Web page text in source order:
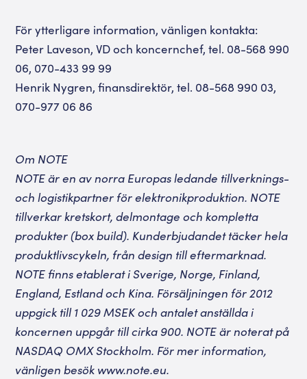
För ytterligare information, vänligen kontakta:
Peter Laveson, VD och koncernchef, tel. 08-568 990
06, 070-433 99 99
Henrik Nygren, finansdirektör, tel. 08-568 990 03,
070-977 06 86
Om NOTE
NOTE är en av norra Europas ledande tillverknings-
och logistikpartner för elektronikproduktion. NOTE
tillverkar kretskort, delmontage och kompletta
produkter (box build). Kunderbjudandet täcker hela
produktlivscykeln, från design till eftermarknad.
NOTE finns etablerat i Sverige, Norge, Finland,
England, Estland och Kina. Försäljningen för 2012
uppgick till 1 029 MSEK och antalet anställda i
koncernen uppgår till cirka 900. NOTE är noterat på
NASDAQ OMX Stockholm. För mer information,
vänligen besök www.note.eu.